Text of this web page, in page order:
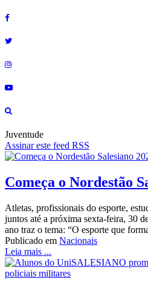
Juventude
Assinar este feed RSS
Começa o Nordestão
Atletas, profissionais do esporte,
juntos até a próxima sexta-feira, 30
ano traz o tema: “O esporte que
Publicado em Nacionais
Leia mais ...